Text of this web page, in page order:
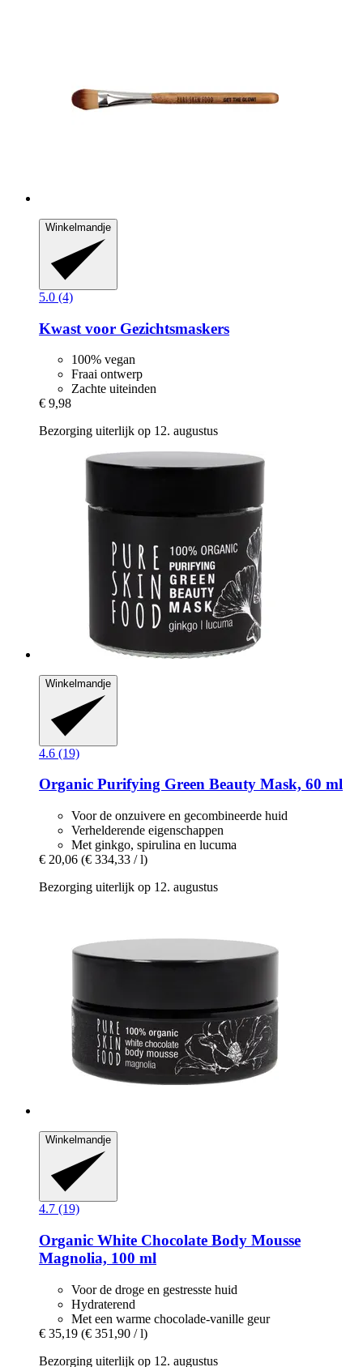
Winkelmandje
5.0 (4)
Kwast voor Gezichtsmaskers
100% vegan
Fraai ontwerp
Zachte uiteinden
€ 9,98
Bezorging uiterlijk op 12. augustus
Winkelmandje
4.6 (19)
Organic Purifying Green Beauty Mask, 60 ml
Voor de onzuivere en gecombineerde huid
Verhelderende eigenschappen
Met ginkgo, spirulina en lucuma
€ 20,06 (€ 334,33 / l)
Bezorging uiterlijk op 12. augustus
Winkelmandje
4.7 (19)
Organic White Chocolate Body Mousse
Magnolia, 100 ml
Voor de droge en gestresste huid
Hydraterend
Met een warme chocolade-vanille geur
€ 35,19 (€ 351,90 / l)
Bezorging uiterlijk op 12. augustus